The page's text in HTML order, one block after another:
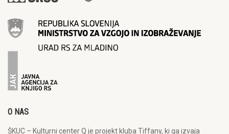
O NAS
ŠKUC – Kulturni center Q je projekt kluba Tiffany, ki ga izvaja